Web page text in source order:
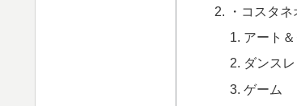
・コスタ
アート
ダンス
ゲーム